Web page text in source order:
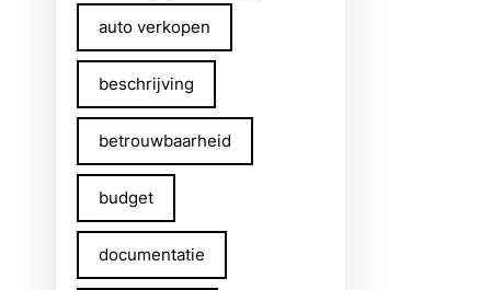
auto verkopen
beschrijving
betrouwbaarheid
budget
documentatie